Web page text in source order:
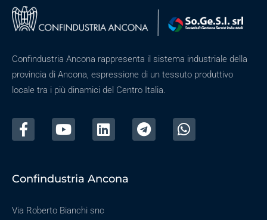
Confindustria Ancona rappresenta il sistema industriale della
provincia di Ancona, espressione di un tessuto produttivo
locale tra i più dinamici del Centro Italia.
Confindustria Ancona
Via Roberto Bianchi snc